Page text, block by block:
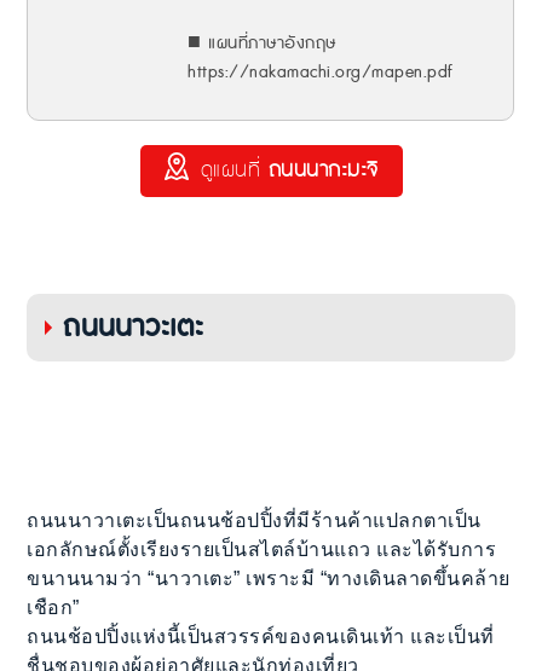
■ แผนที่ภาษาอังกฤษ
https://nakamachi.org/mapen.pdf
ดูแผนที่ ถนนนากะมะจิ
ถนนนาวะเตะ
ถนนนาวาเตะเป็นถนนช้อปปิ้งที่มีร้านค้าแปลกตาเป็น
เอกลักษณ์ตั้งเรียงรายเป็นสไตล์บ้านแถว และได้รับการ
ขนานนามว่า “นาวาเตะ” เพราะมี “ทางเดินลาดขึ้นคล้าย
เชือก”
ถนนช้อปปิ้งแห่งนี้เป็นสวรรค์ของคนเดินเท้า และเป็นที่
ชื่นชอบของผู้อยู่อาศัยและนักท่องเที่ยว